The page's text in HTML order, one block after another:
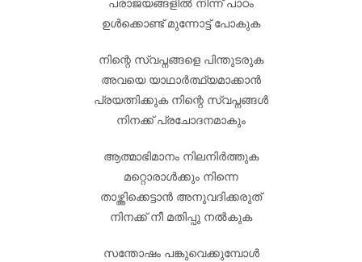
പരാജയങ്ങളിൽ നിന്ന് പാഠം
ഉൾക്കൊണ്ട് മുന്നോട്ട് പോകുക
നിന്റെ സ്വപ്നങ്ങളെ പിന്തുടരുക
അവയെ യാഥാർത്ഥ്യമാക്കാൻ
പ്രയത്നിക്കുക നിന്റെ സ്വപ്നങ്ങൾ
നിനക്ക് പ്രചോദനമാകും
ആത്മാഭിമാനം നിലനിർത്തുക
മറ്റൊരാൾക്കും നിന്നെ
താഴ്ത്തിക്കെട്ടാൻ അനുവദിക്കരുത്
നിനക്ക് നീ മതിപ്പു നൽകുക
സന്തോഷം പങ്കുവെക്കുമ്പോൾ